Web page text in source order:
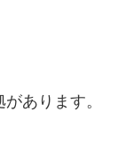
あります。